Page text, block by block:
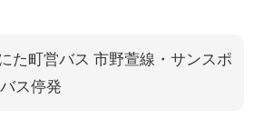
た町営バス 市野萱線・サンスポ
ス停発